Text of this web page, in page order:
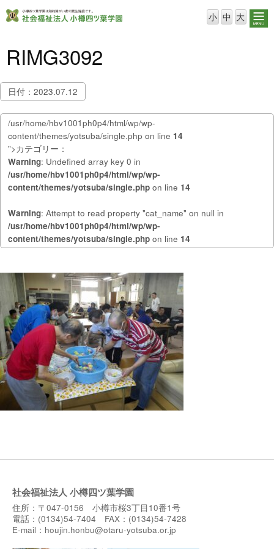
小 中 大
RIMG3092
日付：2023.07.12
/usr/home/hbv1001ph0p4/html/wp/wp-
content/themes/yotsuba/single.php on line 14
">カテゴリー：
Warning: Undefined array key 0 in
/usr/home/hbv1001ph0p4/html/wp/wp-
content/themes/yotsuba/single.php on line 14
Warning: Attempt to read property "cat_name" on null in
/usr/home/hbv1001ph0p4/html/wp/wp-
content/themes/yotsuba/single.php on line 14
社会福祉法人 小樽四ツ葉学園
住所：〒047-0156 小樽市桜3丁目10番1号
電話：(0134)54-7404 FAX：(0134)54-7428
E-mail： houjin.honbu@otaru-yotsuba.or.jp